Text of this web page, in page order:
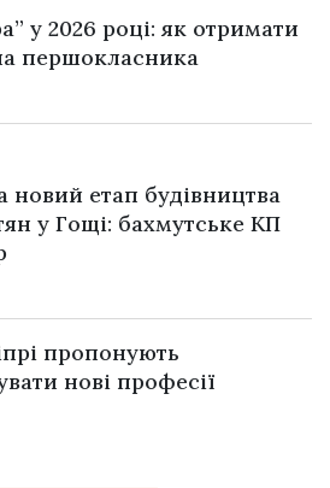
у 2026 році: як отримати
першокласника
новий етап будівництва
у Гощі: бахмутське КП
пропонують
нові професії